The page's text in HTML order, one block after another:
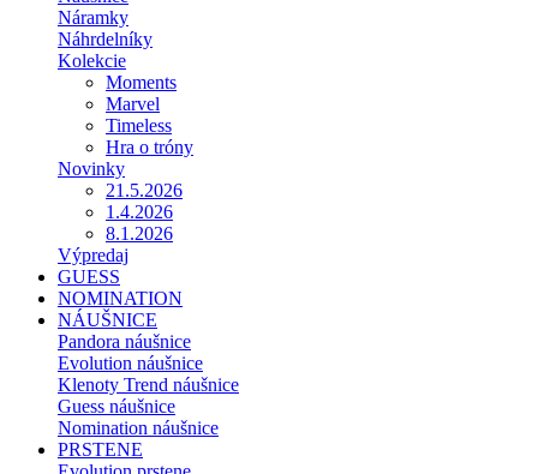
Náramky
Náhrdelníky
Kolekcie
Moments
Marvel
Timeless
Hra o tróny
Novinky
21.5.2026
1.4.2026
8.1.2026
Výpredaj
GUESS
NOMINATION
NÁUŠNICE
Pandora náušnice
Evolution náušnice
Klenoty Trend náušnice
Guess náušnice
Nomination náušnice
PRSTENE